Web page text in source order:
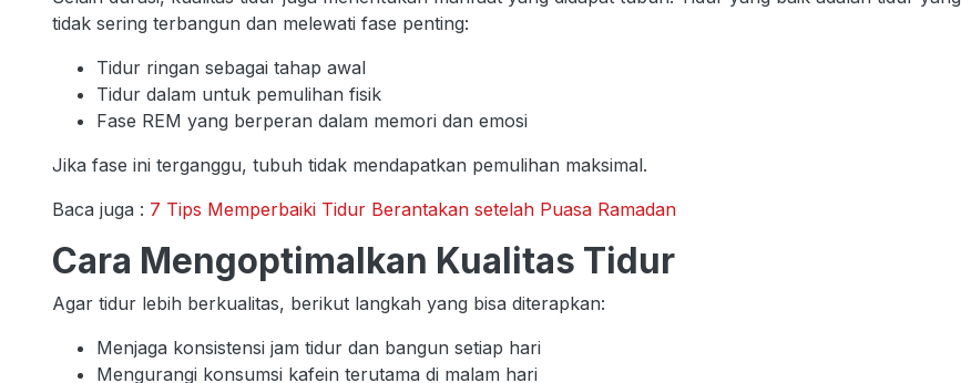
tidak sering terbangun dan melewati fase penting:
Tidur ringan sebagai tahap awal
Tidur dalam untuk pemulihan fisik
Fase REM yang berperan dalam memori dan emosi
Jika fase ini terganggu, tubuh tidak mendapatkan pemulihan maksimal.
Baca juga : 7 Tips Memperbaiki Tidur Berantakan setelah Puasa Ramadan
Cara Mengoptimalkan Kualitas Tidur
Agar tidur lebih berkualitas, berikut langkah yang bisa diterapkan:
Menjaga konsistensi jam tidur dan bangun setiap hari
Mengurangi konsumsi kafein terutama di malam hari